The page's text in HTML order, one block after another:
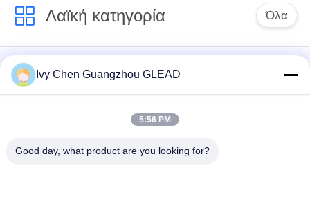
Λαϊκή κατηγορία Όλα
Εμπορικός
μαγειρεύοντας
εξοπλισμός
Μαγειρεύοντας
εξοπλισμός κουζινών
εξοπλισμός
επεξεργασίας
Ivy Chen Guangzhou GLEAD
5:56 PM
Good day, what product are you looking for?